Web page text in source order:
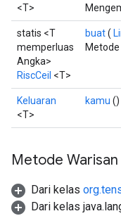
<T>
statis <T
memperluas
Angka>
RiscCeil <T>
buat(
Keluaran
<T>
kamu ()
Metode Warisan
Dari kelas
Dari kelas